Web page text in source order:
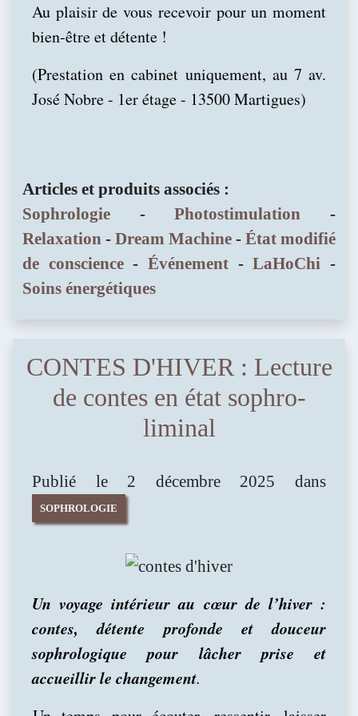
Au plaisir de vous recevoir pour un moment
bien-être et détente !
(Prestation en cabinet uniquement, au 7 av.
José Nobre - 1er étage - 13500 Martigues)
Articles et produits associés :
Sophrologie -Photostimulation -
Relaxation - Dream Machine - État modifié
de conscience-Événement -LaHoChi -
Soins énergétiques
CONTES D'HIVER : Lecture
de contes en état sophro-
liminal
Publié le 2 décembre 2025 dans
SOPHROLOGIE
Un voyage intérieur au cœur de l’hiver :
contes, détente profonde et douceur
sophrologique pour lâcher prise et
accueillir le changement.